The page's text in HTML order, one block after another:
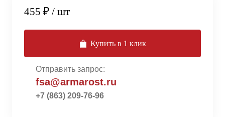
455 ₽ / шт
Купить в 1 клик
Отправить запрос:
fsa@armarost.ru
+7 (863) 209-76-96